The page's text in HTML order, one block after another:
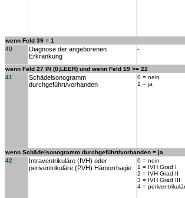
wenn Feld 39 = 1
40
Diagnose der angeborenen
Erkrankung
-
wenn Feld 27 IN (0;LEER) und wenn Feld 19 >= 22
41
Schädelsonogramm
durchgeführt/vorhanden
0 = nein
1 = ja
wenn Schädelsonogramm durchgeführt/vorhanden = ja
42
Intraventrikuläre (IVH) oder
periventrikuläre (PVH) Hämorrhagie
0 = nein
1 = IVH Grad I
2 = IVH Grad II
3 = IVH Grad III
4 =